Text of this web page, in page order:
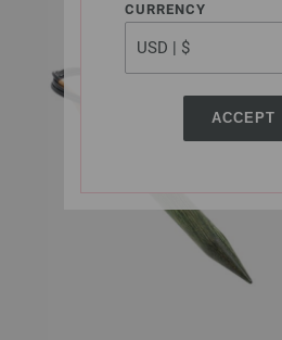
CURRENCY
ACCEPT